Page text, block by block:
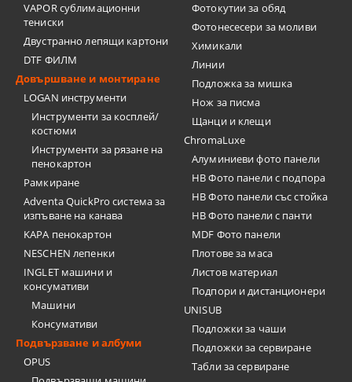
VAPOR сублимационни
тениски
Двустранно лепящи картони
DTF ФИЛМ
Довършване и монтиране
LOGAN инструменти
Инструменти за косплей/
костюми
Инструменти за рязане на
пенокартон
Рамкиране
Adventa QuickPro система за
изпъване на канава
KAPA пенокартон
NESCHEN лепенки
INGLET машини и
консумативи
Машини
Консумативи
Подвързване и албуми
OPUS
Фотокутии за обяд
Фотонесесери за моливи
Химикали
Линии
Подложка за мишка
Нож за писма
Щанци и клещи
ChromaLuxe
Алуминиеви фото панели
HB Фото панели с подпора
HB Фото панели със стойка
HB Фото панели с панти
MDF Фото панели
Плотове за маса
Листов материал
Подпори и дистанционери
UNISUB
Подложки за чаши
Подложки за сервиране
Табли за сервиране